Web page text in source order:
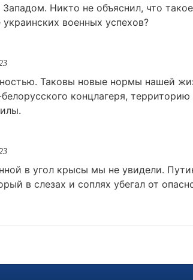
Никто не объяснил, что
военных успехов?
Таковы новые нормы нашей
концлагеря,
в угол крысы мы не увидели.
в слезах и соплях убегал от